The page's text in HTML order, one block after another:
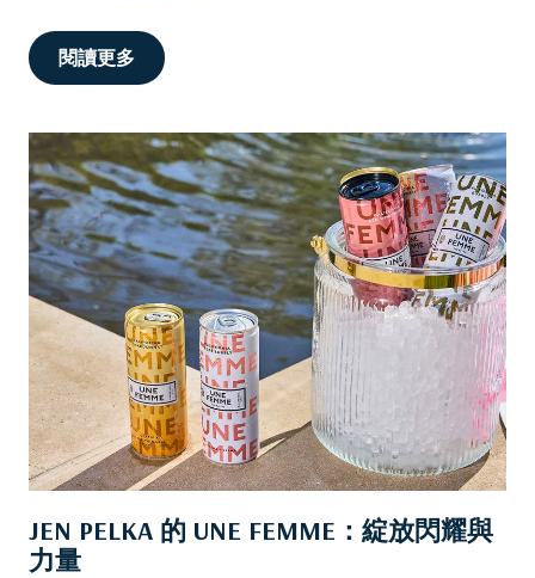
閱讀更多
JEN PELKA 的 UNE FEMME：綻放閃耀與
力量